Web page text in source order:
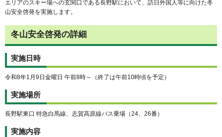
エリアのスキー場への玄関口である長野駅において、訪日外国人等に向けた冬
山安全啓発を実施します。
冬山安全啓発の詳細
実施日時
令和8年1月9日金曜日 午前8時～（終了は午前10時頃を予定）
実施場所
長野駅東口 特急白馬線、志賀高原線バス乗場（24、26番）
実施内容